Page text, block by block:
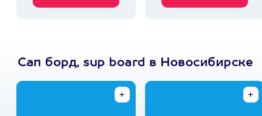
Сап борд, sup board в Новосибирске